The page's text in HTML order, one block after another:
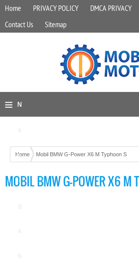
Home PRIVACY POLICY DMCA PRIVACY
Contact Us
Sitemap
≡ N
v
i
Home Mobil BMW G-Power X6 M Typhoon S
MOBIL BMW G-POWER X6 M